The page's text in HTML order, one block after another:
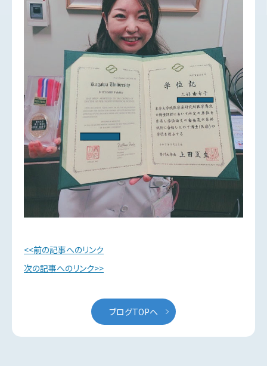
前の記事へのリンク
次の記事へのリンク
ブログTOPへ